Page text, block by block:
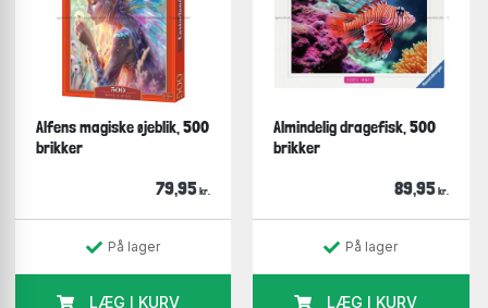
Alfens magiske øjeblik, 500
brikker
79,95 kr.
På lager
LÆG I KURV
Almindelig dragefisk, 500
brikker
89,95 kr.
På lager
LÆG I KURV